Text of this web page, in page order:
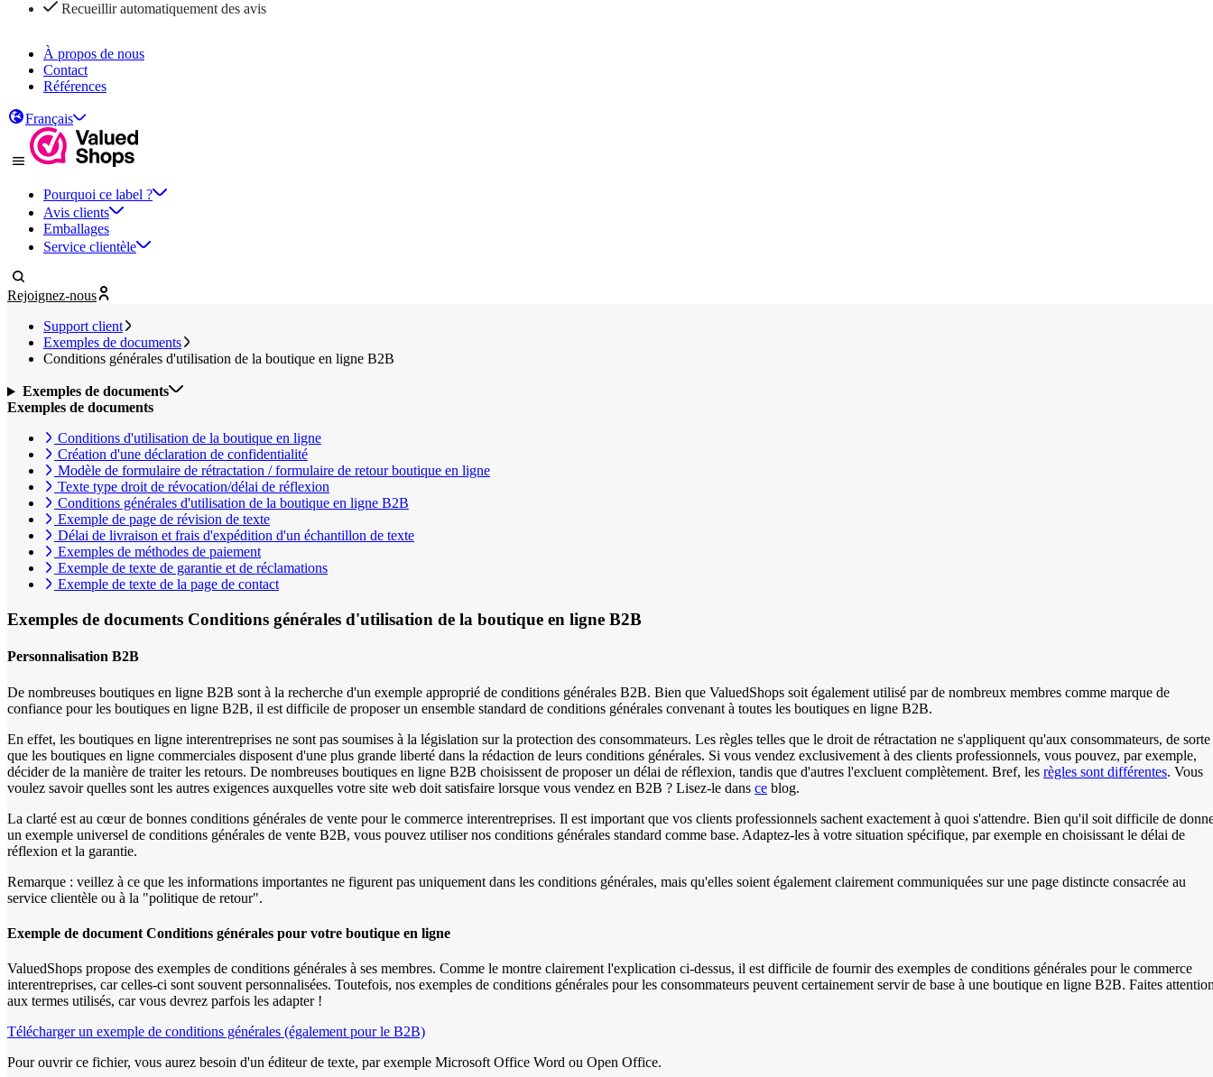
Recueillir automatiquement des avis
À propos de nous
Contact
Références
Français
Pourquoi ce label ?
Avis clients
Emballages
Service clientèle
Rejoignez-nous
Support client
Exemples de documents
Conditions générales d'utilisation de la boutique en ligne B2B
Exemples de documents
Exemples de documents
Conditions d'utilisation de la boutique en ligne
Création d'une déclaration de confidentialité
Modèle de formulaire de rétractation / formulaire de retour boutique en ligne
Texte type droit de révocation/délai de réflexion
Conditions générales d'utilisation de la boutique en ligne B2B
Exemple de page de révision de texte
Délai de livraison et frais d'expédition d'un échantillon de texte
Exemples de méthodes de paiement
Exemple de texte de garantie et de réclamations
Exemple de texte de la page de contact
Exemples de documents Conditions générales d'utilisation de la boutique en ligne B2B
Personnalisation B2B
De nombreuses boutiques en ligne B2B sont à la recherche d'un exemple approprié de conditions générales B2B. Bien que ValuedShops soit également utilisé par de nombreux membres comme marque de
confiance pour les boutiques en ligne B2B, il est difficile de proposer un ensemble standard de conditions générales convenant à toutes les boutiques en ligne B2B.
En effet, les boutiques en ligne interentreprises ne sont pas soumises à la législation sur la protection des consommateurs. Les règles telles que le droit de rétractation ne s'appliquent qu'aux consommateurs, de sorte
que les boutiques en ligne commerciales disposent d'une plus grande liberté dans la rédaction de leurs conditions générales. Si vous vendez exclusivement à des clients professionnels, vous pouvez, par exemple,
décider de la manière de traiter les retours. De nombreuses boutiques en ligne B2B choisissent de proposer un délai de réflexion, tandis que d'autres l'excluent complètement. Bref, les règles sont différentes. Vous
voulez savoir quelles sont les autres exigences auxquelles votre site web doit satisfaire lorsque vous vendez en B2B ? Lisez-le dans ce blog.
La clarté est au cœur de bonnes conditions générales de vente pour le commerce interentreprises. Il est important que vos clients professionnels sachent exactement à quoi s'attendre. Bien qu'il soit difficile de
un exemple universel de conditions générales de vente B2B, vous pouvez utiliser nos conditions générales standard comme base. Adaptez-les à votre situation spécifique, par exemple en choisissant le délai de
réflexion et la garantie.
Remarque : veillez à ce que les informations importantes ne figurent pas uniquement dans les conditions générales, mais qu'elles soient également clairement communiquées sur une page distincte consacrée au
service clientèle ou à la "politique de retour".
Exemple de document Conditions générales pour votre boutique en ligne
ValuedShops propose des exemples de conditions générales à ses membres. Comme le montre clairement l'explication ci-dessus, il est difficile de fournir des exemples de conditions générales pour le commerce
interentreprises, car celles-ci sont souvent personnalisées. Toutefois, nos exemples de conditions générales pour les consommateurs peuvent certainement servir de base à une boutique en ligne B2B. Faites
aux termes utilisés, car vous devrez parfois les adapter !
Télécharger un exemple de conditions générales (également pour le B2B)
Pour ouvrir ce fichier, vous aurez besoin d'un éditeur de texte, par exemple Microsoft Office Word ou Open Office.